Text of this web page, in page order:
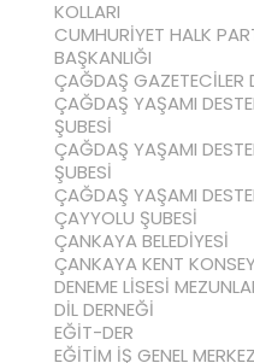
KOLLARI
CUMHURİYET HALK
BAŞKANLIĞI
ÇAĞDAŞ GAZETECİLER
ÇAĞDAŞ YAŞAMI
ŞUBESİ
ÇAĞDAŞ YAŞAMI
ŞUBESİ
ÇAĞDAŞ YAŞAMI
ÇAYYOLU ŞUBESİ
ÇANKAYA BELEDİYESİ
ÇANKAYA KENT
DENEME LİSESİ
DİL DERNEĞİ
EĞİT-DER
EĞİTİM İŞ GENEL